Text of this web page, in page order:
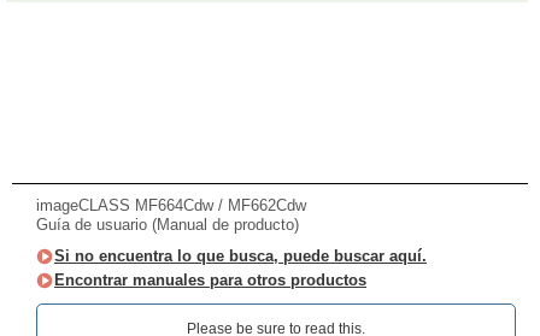
imageCLASS MF664Cdw / MF662Cdw
Guía de usuario (Manual de producto)
Si no encuentra lo que busca, puede buscar aquí.
Encontrar manuales para otros productos
Please be sure to read this.‎